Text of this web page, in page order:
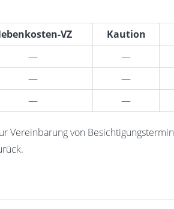
VZ Kaution
— —
— —
— —
Vereinbarung von